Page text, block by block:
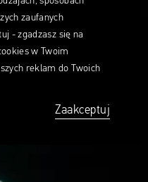
zaufanych
- zgadzasz się na
w Twoim
reklam do Twoich
Zaakceptuj